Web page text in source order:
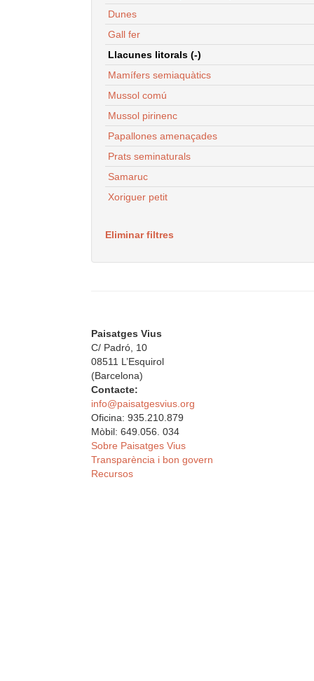
Dunes
Gall fer
Llacunes litorals (-)
Mamífers semiaquàtics
Mussol comú
Mussol pirinenc
Papallones amenaçades
Prats seminaturals
Samaruc
Xoriguer petit
Eliminar filtres
Paisatges Vius
C/ Padró, 10
08511 L’Esquirol
(Barcelona)
Contacte:
info@paisatgesvius.org
Oficina: 935.210.879
Mòbil: 649.056. 034
Sobre Paisatges Vius
Transparència i bon govern
Recursos